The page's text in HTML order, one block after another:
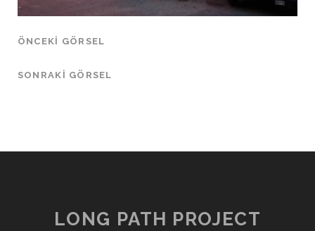
ÖNCEKI GÖRSEL
SONRAKI GÖRSEL
LONG PATH PROJECT